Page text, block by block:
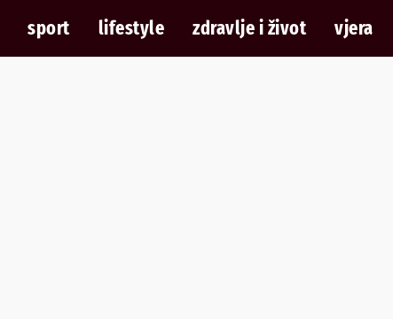
sport lifestyle zdravlje i život vjera